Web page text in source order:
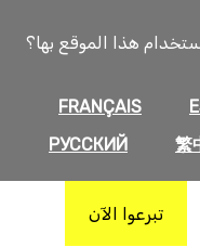
هذا الموقع بها؟
FRANÇAIS
繁
РУССКИЙ
تبرعوا الآن